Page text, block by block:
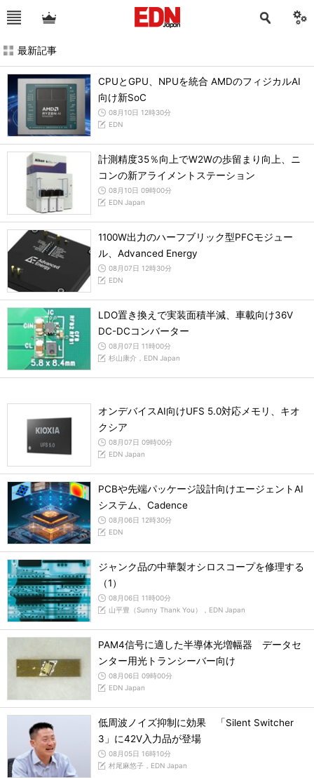
最新記事
CPUとGPU、NPUを統合 AMDのフィジカルAI
向け新SoC
08月10日 12時30分
EDN
計測精度35％向上でW2Wの歩留まり向上、ニ
コンの新アライメントステーション
08月10日 09時00分
EDN Japan
1100W出力のハーフブリック型PFCモジュー
ル、Advanced Energy
08月07日 12時30分
EDN
LDO置き換えで実装面積半減、車載向け36V
DC-DCコンバーター
08月07日 11時00分
杉山康介，EDN Japan
オンデバイスAI向けUFS 5.0対応メモリ、キオ
クシア
08月07日 09時00分
EDN Japan
PCBや先端パッケージ設計向けエージェントAI
システム、Cadence
08月06日 12時30分
EDN
ジャンク品の中華製オシロスコープを修理する
（1）
08月06日 11時00分
山平豊（Sunny Thank You），EDN Japan
PAM4信号に適した半導体光増幅器 データセ
ンター用光トランシーバー向け
08月06日 09時00分
EDN Japan
低周波ノイズ抑制に効果 「Silent Switcher
3」に42V入力品が登場
08月05日 16時10分
村尾麻悠子，EDN Japan